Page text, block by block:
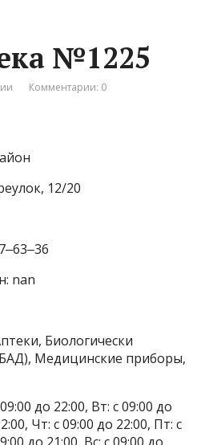
№1225
Комментарии: 0
12/20
nan
Биологически
Медицинские приборы,
до 22:00, Вт: с 09:00 до
Чт: с 09:00 до 22:00, Пт: с